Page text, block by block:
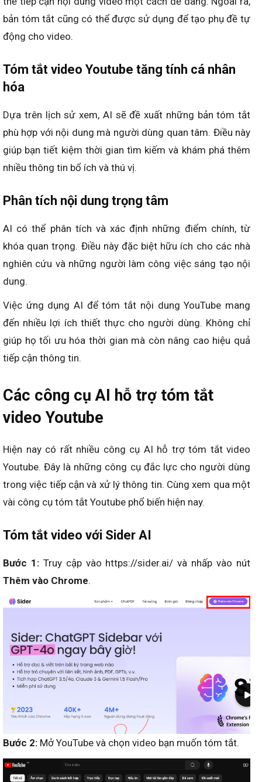
bản tóm tắt cũng có thể được sử dụng để tạo phụ đề tự
động cho video.
Tóm tắt video Youtube tăng tính cá nhân
hóa
Dựa trên lịch sử xem, AI sẽ đề xuất những bản tóm tắt
phù hợp với nội dung mà người dùng quan tâm. Điều này
giúp bạn tiết kiệm thời gian tìm kiếm và khám phá thêm
nhiều thông tin bổ ích và thú vị.
Phân tích nội dung trọng tâm
AI có thể phân tích và xác định những điểm chính, từ
khóa quan trọng. Điều này đặc biệt hữu ích cho các nhà
nghiên cứu và những người làm công việc sáng tạo nội
dung.
Việc ứng dụng AI để tóm tắt nội dung YouTube mang
đến nhiều lợi ích thiết thực cho người dùng. Không chỉ
giúp họ tối ưu hóa thời gian mà còn nâng cao hiệu quả
tiếp cận thông tin.
Các công cụ AI hỗ trợ tóm tắt
video Youtube
Hiện nay có rất nhiều công cụ AI hỗ trợ tóm tắt video
Youtube. Đây là những công cụ đắc lực cho người dùng
trong việc tiếp cận và xử lý thông tin. Cùng xem qua một
vài công cụ tóm tắt Youtube phổ biến hiện nay.
Tóm tắt video với Sider AI
Bước 1:Truy cập vào https://sider.ai/ và nhấp vào nút
Thêm vào Chrome.
Bước 2: Mở YouTube và chọn video bạn muốn tóm tắt.